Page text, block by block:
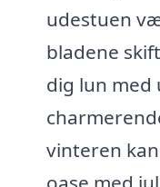
udestuen
bladene
dig lun med
vinteren